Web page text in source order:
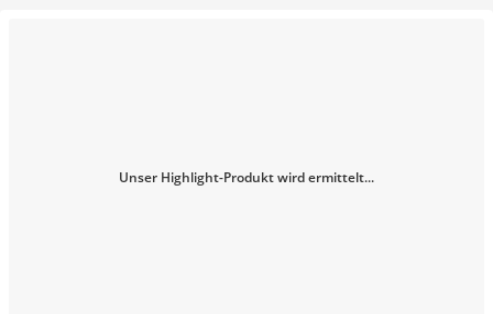
Unser Highlight-Produkt wird ermittelt...